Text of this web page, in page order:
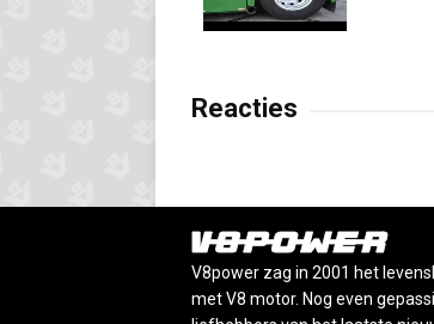
Reacties
V8power zag in 2001 het
met V8 motor. Nog even